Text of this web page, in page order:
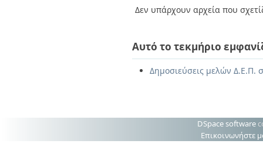
Δεν υπάρχουν αρχεία που
Αυτό το τεκμήριο
Δημοσιεύσεις μελών Δ.Ε.Π.
DSpace software
Επικοινωνήστε